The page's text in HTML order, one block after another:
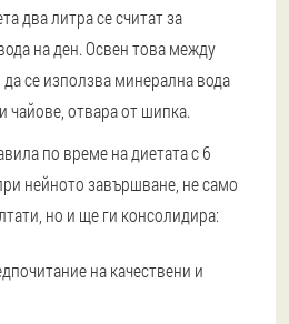
два литра се считат за
на ден. Освен това между
се използва минерална вода
чайове, отвара от шипка.
по време на диетата с 6
нейното завършване, не само
но и ще ги консолидира:
на качествени и